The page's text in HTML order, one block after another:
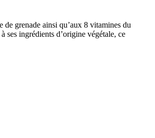
grenade ainsi qu’aux 8 vitamines du
ses ingrédients d’origine végétale, ce